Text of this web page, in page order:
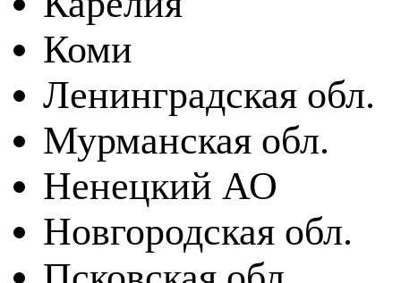
Коми
Ленинградская обл.
Мурманская обл.
Ненецкий АО
Новгородская обл.